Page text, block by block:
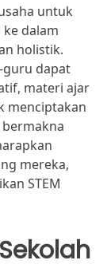
untuk
dalam
holistik.
guru dapat
materi ajar
menciptakan
mereka,
STEM